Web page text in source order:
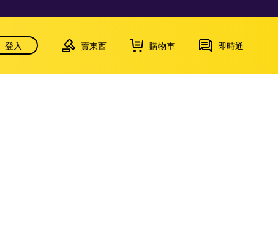
登入 賣東西 購物車 即時通